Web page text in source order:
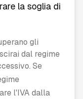
la soglia di
gli
dal regime
Se
l'IVA dalla